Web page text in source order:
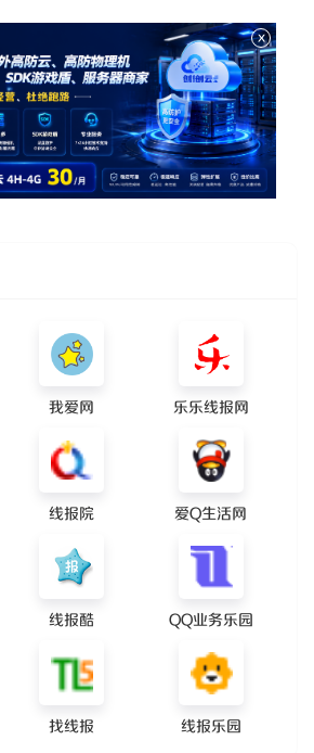
我爱网 乐乐线报网
线报院 爱Q生活网
线报酷 QQ业务乐园
找线报 线报乐园